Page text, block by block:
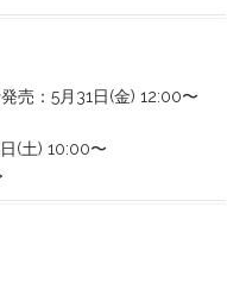
売： 5月31日(金) 12:00〜
(土) 10:00〜